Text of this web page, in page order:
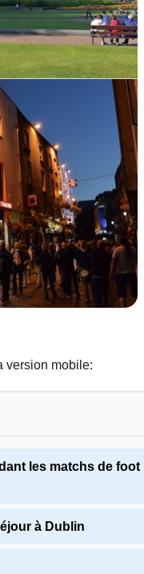
version mobile:
les matchs de foot
à Dublin